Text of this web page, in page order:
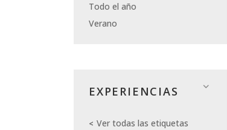
Todo el año
Verano
EXPERIENCIAS
Ver todas las etiquetas